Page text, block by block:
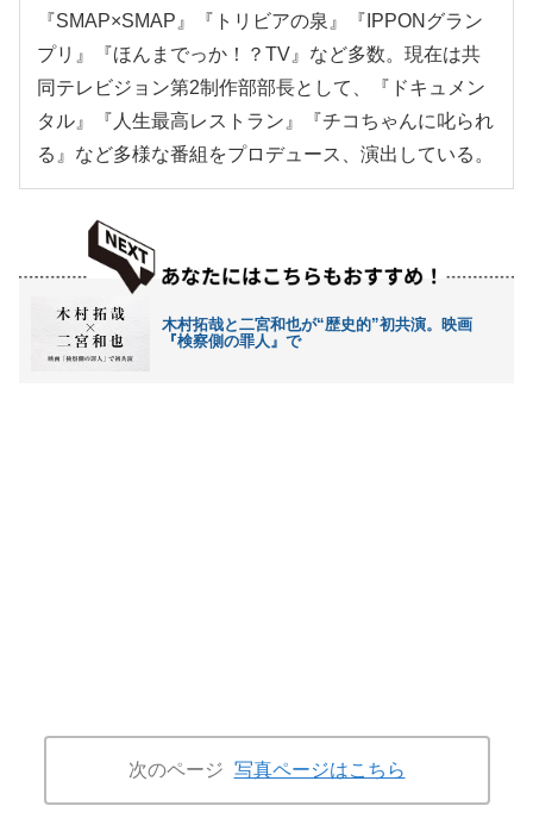
『SMAP×SMAP』『トリビアの泉』『IPPONグラン
プリ』『ほんまでっか！？TV』など多数。現在は共
同テレビジョン第2制作部部長として、『ドキュメン
タル』『人生最高レストラン』『チコちゃんに叱られ
る』など多様な番組をプロデュース、演出している。
木村拓哉と二宮和也が“歴史的”初共演。映画
『検察側の罪人』で
次のページ 写真ページはこちら